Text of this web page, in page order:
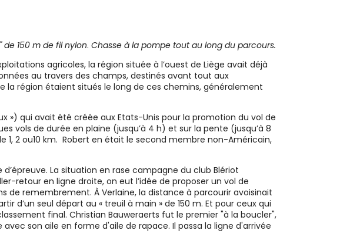
150 m de fil nylon. Chasse à la pompe tout au long du parcours.
agricoles, la région située à l’ouest de Liège avait déjà
au travers des champs, destinés avant tout aux
la région étaient situés le long de ces chemins, généralement
») qui avait été créée aux Etats-Unis pour la promotion du vol de
vols de durée en plaine (jusqu’à 4 h) et sur la pente (jusqu’à 8
2 ou10 km. Robert en était le second membre non-Américain,
La situation en rase campagne du club Blériot
retour en ligne droite, on eut l’idée de proposer un vol de
de remembrement. À Verlaine, la distance à parcourir avoisinait
d’un seul départ au « treuil à main » de 150 m. Et pour ceux qui
final. Christian Bauweraerts fut le premier "à la boucler",
son aile en forme d'aile de rapace. Il passa la ligne d'arrivée